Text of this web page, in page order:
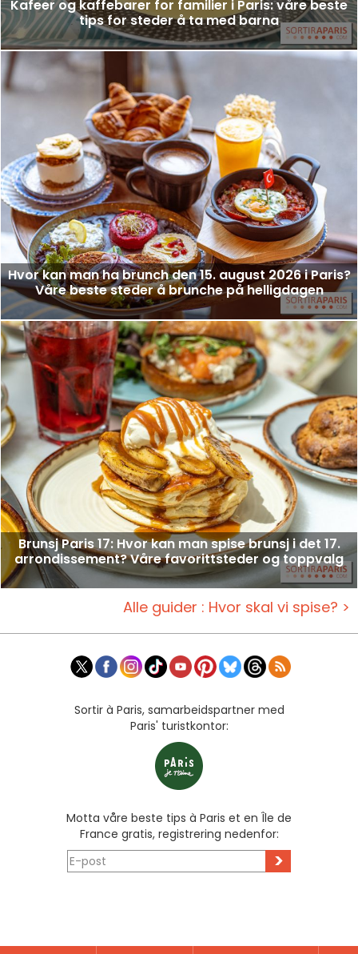
Kafeer og kaffebarer for familier i Paris: våre beste
tips for steder å ta med barna
Hvor kan man ha brunch den 15. august 2026 i Paris?
Våre beste steder å brunche på helligdagen
Brunsj Paris 17: Hvor kan man spise brunsj i det 17.
arrondissement? Våre favorittsteder og toppvalg
Alle guider : Hvor skal vi spise? >
Sortir à Paris, samarbeidspartner med
Paris' turistkontor:
Motta våre beste tips à Paris et en Île de
France gratis, registrering nedenfor:
>